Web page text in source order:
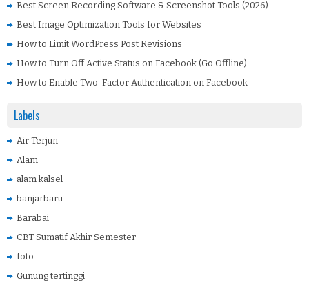
Best Screen Recording Software & Screenshot Tools (2026)
Best Image Optimization Tools for Websites
How to Limit WordPress Post Revisions
How to Turn Off Active Status on Facebook (Go Offline)
How to Enable Two-Factor Authentication on Facebook
Labels
Air Terjun
Alam
alam kalsel
banjarbaru
Barabai
CBT Sumatif Akhir Semester
foto
Gunung tertinggi